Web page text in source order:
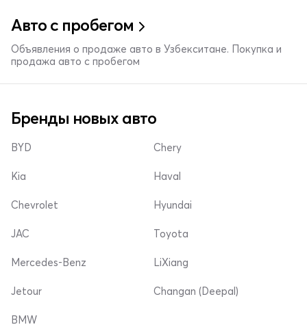
Авто с пробегом
Объявления о продаже авто в Узбекситане. Покупка и
продажа авто с пробегом
Бренды новых авто
BYD
Kia
Chevrolet
Chery
Haval
Hyundai
JAC
Mercedes-Benz
Jetour
Toyota
LiXiang
Changan (Deepal)
BMW